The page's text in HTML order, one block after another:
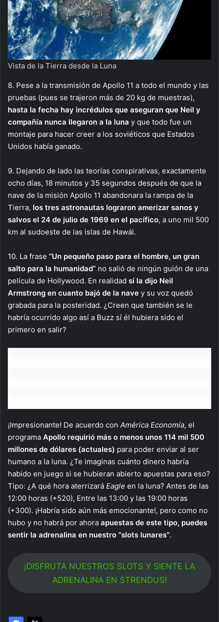
Vista de la Tierra desde la Luna
8. Pese a la transmisión de Apollo 11 a todo el mundo y las
pruebas (pues se trajeron más de 20 kg de muestras),
hasta la fecha hay incrédulos que aseguran que Neil y
compañía nunca llegaron a la luna y que todo fue un
montaje para hacer creer a los soviéticos que Estados
Unidos había ganado.
9. Dejando de lado las teorías conspirativas, exactamente
ocho días, 18 minutos y 35 segundos después de que la
nave de la misión Apollo 11 abandonara la rampa de la
Tierra, los tres astronautas lograron amerizar sanos y
salvos el 24 de julio de 1969 en el pacífico, a uno mil 500
km al sudoeste de las islas de Hawái.
10. La frase “Un pequeño paso para el hombre, un gran
salto para la humanidad” no salió de ningún guión de una
película de Hollywood. En realidad sí la dijo Neil
Armstrong en cuanto bajó de la nave y su voz quedó
grabada para la posteridad. ¿Creen que también se le
habría ocurrido algo así a Buzz sí él hubiera sido el
primero en salir?
¡Impresionante! De acuerdo con América Economía, el
programa Apollo requirió más o menos unos 114 mil 500
millones de dólares (actuales) para poder enviar al ser
humano a la luna. ¿Te imaginas cuánto dinero habría
habido en juego si se hubieran abierto apuestas para eso?
Tipo: ¿A qué hora aterrizará Eagle en la luna? Antes de las
12:00 horas (+520), Entre las 13:00 y las 19:00 horas
(+300). ¡Habría sido aún más emocionante!, pero como no
hubo y no habrá por ahora apuestas de este tipo, puedes
sentir la adrenalina en nuestro “slots lunares”.
¡DISFRUTA NUESTROS SLOTS Y SIENTE LA
ADRENALINA EN STRENDUS!